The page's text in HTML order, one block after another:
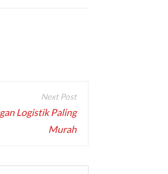
Logistik Paling
Murah